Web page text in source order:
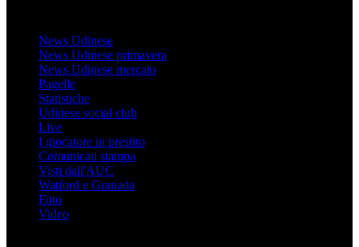
News Udinese
News Udinese primavera
News Udinese mercato
Pagelle
Statistiche
Udinese social club
Live
I giocatore in prestito
Comunicati stampa
Visti dall'AUC
Watford e Granada
Foto
Video